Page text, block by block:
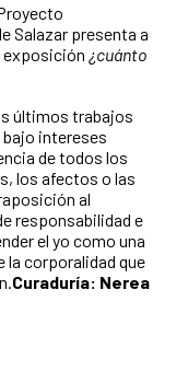
Salazar presenta a
exposición ¿cuánto
últimos trabajos
bajo intereses
de todos los
los afectos o las
al
responsabilidad e
el yo como una
la corporalidad que
Curaduría: Nerea